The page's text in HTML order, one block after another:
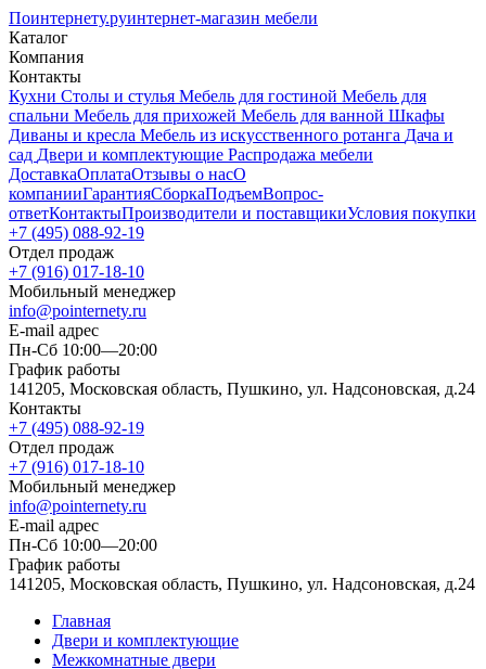
Поинтернету.руинтернет-магазин мебели
Каталог
Компания
Контакты
Кухни Столы и стулья Мебель для гостиной Мебель для
спальни Мебель для прихожей Мебель для ванной Шкафы
Диваны и кресла Мебель из искусственного ротанга Дача и
сад Двери и комплектующие Распродажа мебели
ДоставкаОплатаОтзывы о насО
компанииГарантияСборкаПодъемВопрос-
ответКонтактыПроизводители и поставщикиУсловия покупки
+7 (495) 088-92-19
Отдел продаж
+7 (916) 017-18-10
Мобильный менеджер
info@pointernety.ru
E-mail адрес
Пн-Сб 10:00—20:00
График работы
141205, Московская область, Пушкино, ул. Надсоновская, д.24
Контакты
+7 (495) 088-92-19
Отдел продаж
+7 (916) 017-18-10
Мобильный менеджер
info@pointernety.ru
E-mail адрес
Пн-Сб 10:00—20:00
График работы
141205, Московская область, Пушкино, ул. Надсоновская, д.24
Главная
Двери и комплектующие
Межкомнатные двери